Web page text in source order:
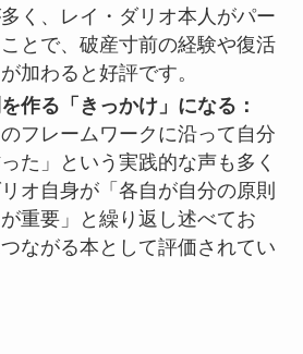
く、レイ・ダリオ本人がパー
とで、破産寸前の経験や復活
加わると好評です。
作る「きっかけ」になる：
のフレームワークに沿って自分
た」という実践的な声も多く
オ自身が「各自が自分の原則
重要」と繰り返し述べてお
ながる本として評価されてい